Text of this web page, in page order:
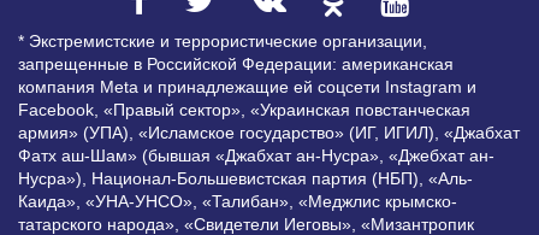
* Экстремистские и террористические организации,
запрещенные в Российской Федерации: американская
компания Meta и принадлежащие ей соцсети Instagram и
Facebook, «Правый сектор», «Украинская повстанческая
армия» (УПА), «Исламское государство» (ИГ, ИГИЛ), «Джабхат
Фатх аш-Шам» (бывшая «Джабхат ан-Нусра», «Джебхат ан-
Нусра»), Национал-Большевистская партия (НБП), «Аль-
Каида», «УНА-УНСО», «Талибан», «Меджлис крымско-
татарского народа», «Свидетели Иеговы», «Мизантропик